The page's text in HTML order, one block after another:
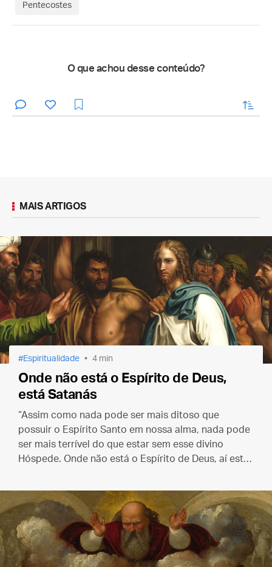
Pentecostes
O que achou desse conteúdo?
enviar
MAIS ARTIGOS
Espiritualidade 4 min
Onde não está o Espírito de Deus,
está Satanás
“Assim como nada pode ser mais ditoso que
possuir o Espírito Santo em nossa alma, nada pode
ser mais terrível do que estar sem esse divino
Hóspede. Onde não está o Espírito de Deus, aí está